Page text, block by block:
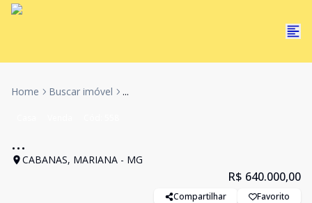
Home Buscar imóvel ...
...
CABANAS, MARIANA - MG
R$ 640.000,00
Compartilhar Favorito